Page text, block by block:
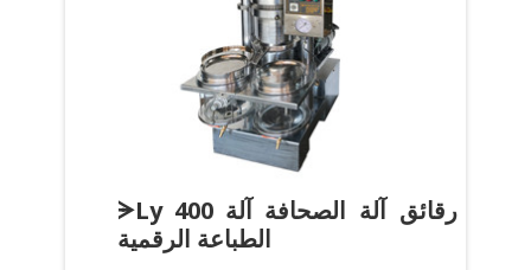
ᗔLy 400 رقائق آلة الصحافة آلة
الطباعة الرقمية